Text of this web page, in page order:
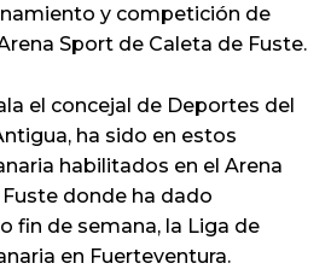
y competición de
Sport de Caleta de Fuste.
el concejal de Deportes del
ha sido en estos
habilitados en el Arena
donde ha dado
fin de semana, la Liga de
en Fuerteventura.